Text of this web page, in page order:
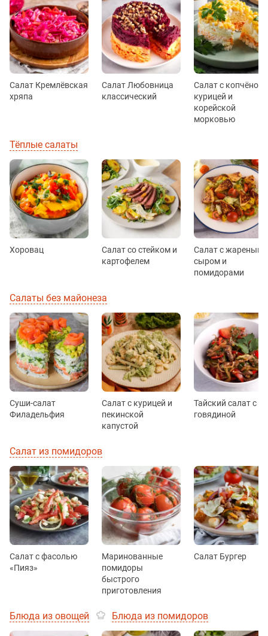
Салат Кремлёвская
хряпа
Салат Любовница
классический
Салат с копчёной
курицей и
корейской
морковью
Тёплые салаты
Хоровац
Салат со стейком и
картофелем
Салат с жареным
сыром и
помидорами
Салаты без майонеза
Суши-салат
Филадельфия
Салат с курицей и
пекинской
капустой
Тайский салат с
говядиной
Салат из помидоров
Салат с фасолью
«Пияз»
Маринованные
помидоры
быстрого
приготовления
Салат Бургер
Блюда из овощей Блюда из помидоров